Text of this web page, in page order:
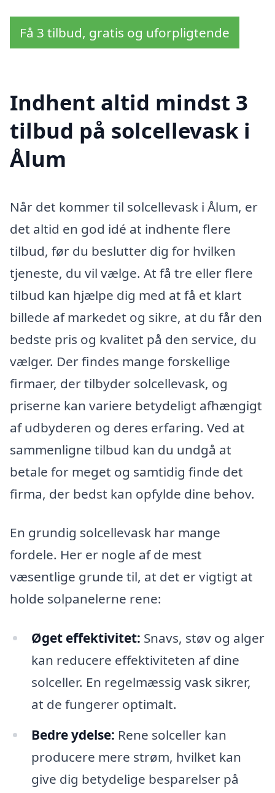
Få 3 tilbud, gratis og uforpligtende
Indhent altid mindst 3
tilbud på solcellevask i
Ålum
Når det kommer til solcellevask i Ålum, er
det altid en god idé at indhente flere
tilbud, før du beslutter dig for hvilken
tjeneste, du vil vælge. At få tre eller flere
tilbud kan hjælpe dig med at få et klart
billede af markedet og sikre, at du får den
bedste pris og kvalitet på den service, du
vælger. Der findes mange forskellige
firmaer, der tilbyder solcellevask, og
priserne kan variere betydeligt afhængigt
af udbyderen og deres erfaring. Ved at
sammenligne tilbud kan du undgå at
betale for meget og samtidig finde det
firma, der bedst kan opfylde dine behov.
En grundig solcellevask har mange
fordele. Her er nogle af de mest
væsentlige grunde til, at det er vigtigt at
holde solpanelerne rene:
Øget effektivitet: Snavs, støv og alger
kan reducere effektiviteten af dine
solceller. En regelmæssig vask sikrer,
at de fungerer optimalt.
Bedre ydelse: Rene solceller kan
producere mere strøm, hvilket kan
give dig betydelige besparelser på